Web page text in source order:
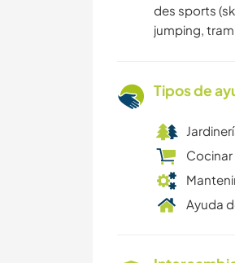
des sports
jumping,
Tipos de
Ayuda